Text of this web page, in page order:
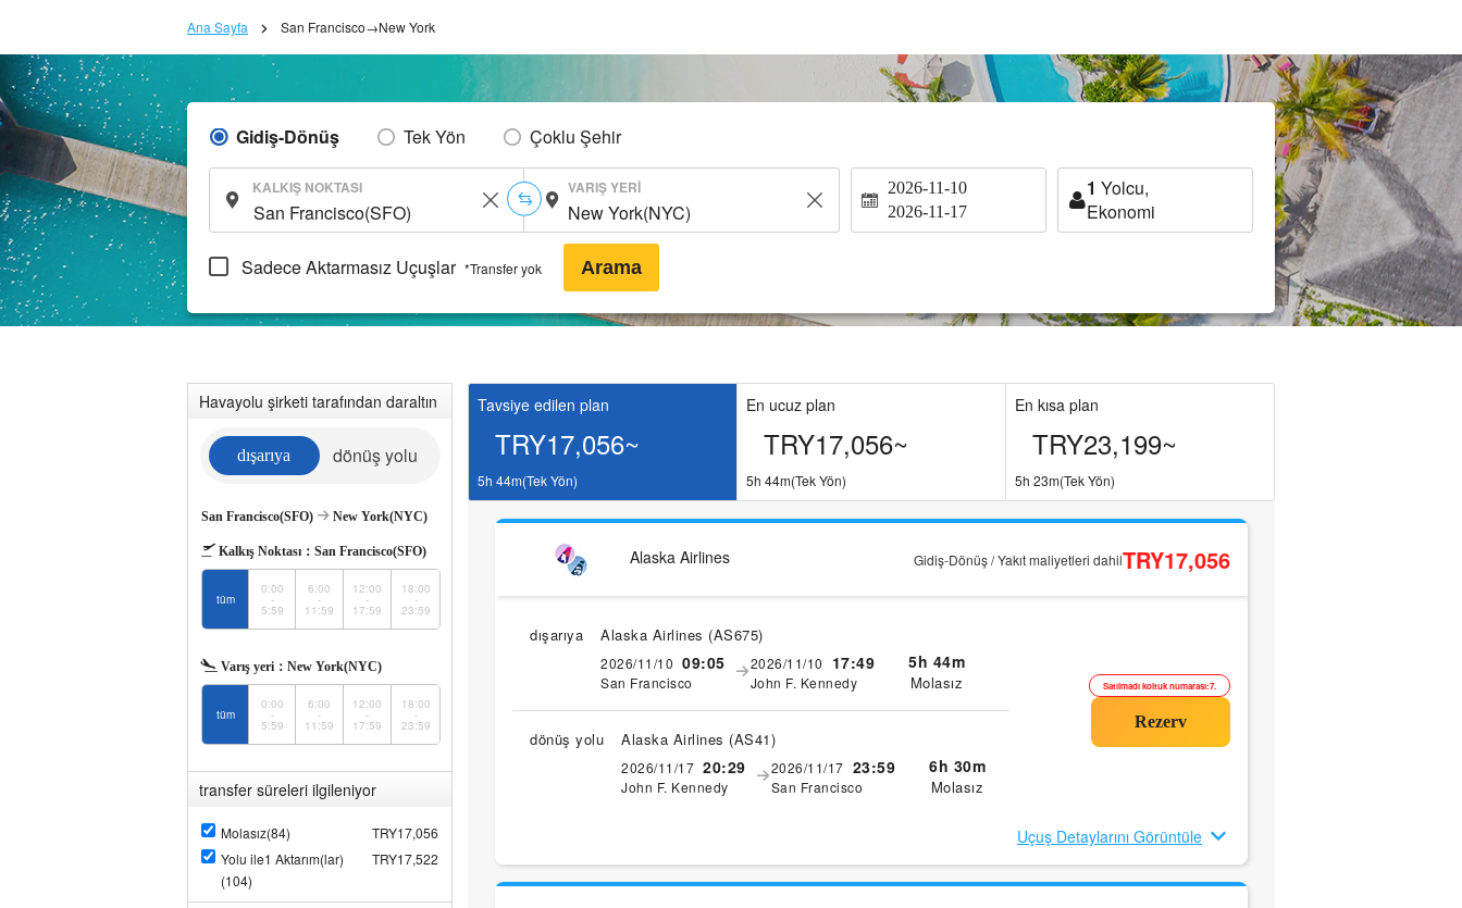
Ana Sayfa San Francisco→New York
Gidiş-Dönüş Tek Yön Çoklu Şehir
KALKIŞ NOKTASI VARIŞ YERI 2026-11-10
2026-11-17
1 Yolcu,
Ekonomi
Sadece Aktarmasız Uçuşlar *Transfer yok Arama
Havayolu şirketi tarafından daraltın
dışarıya dönüş yolu
San Francisco(SFO) New York(NYC)
Kalkış Noktası： San Francisco(SFO)
tüm
0:00
-
5:59
6:00
-
11:59
12:00
-
17:59
18:00
-
23:59
Varış yeri： New York(NYC)
tüm
0:00
-
5:59
6:00
-
11:59
12:00
-
17:59
18:00
-
23:59
transfer süreleri ilgileniyor
Molasız(84)
TRY17,056
Yolu ile1 Aktarım(lar)
(104)
TRY17,522
Tavsiye edilen plan
TRY17,056~
5h 44m(Tek Yön)
En ucuz plan
TRY17,056~
5h 44m(Tek Yön)
En kısa plan
TRY23,199~
5h 23m(Tek Yön)
Alaska Airlines Gidiş-Dönüş / Yakıt maliyetleri dahilTRY17,056
dışarıya Alaska Airlines (AS675)
2026/11/10 09:05
San Francisco
2026/11/10 17:49
John F. Kennedy
5h 44m
Molasız
dönüş yolu Alaska Airlines (AS41)
2026/11/17 20:29
John F. Kennedy
2026/11/17 23:59
San Francisco
6h 30m
Molasız
Satılmadı koltuk numarası:7.
Uçuş Detaylarını Görüntüle